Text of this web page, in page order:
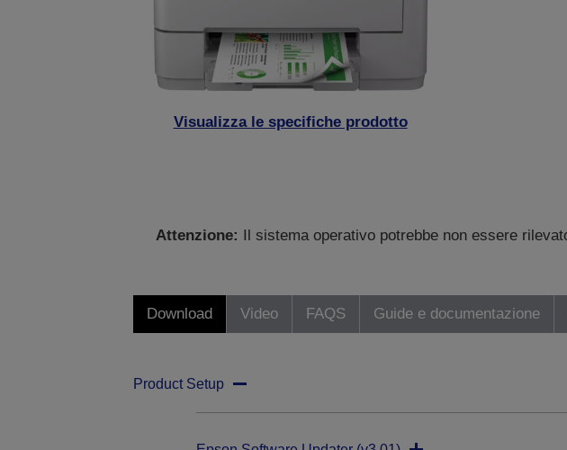
Visualizza le specifiche prodotto
Attenzione:
Il sistema operativo potrebbe non essere
Download Video FAQS Guide e documentazione
Product Setup